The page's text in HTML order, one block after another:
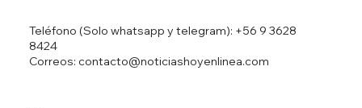
Teléfono (Solo whatsapp y telegram): +56 9 3628
8424
Correos: contacto@noticiashoyenlinea.com